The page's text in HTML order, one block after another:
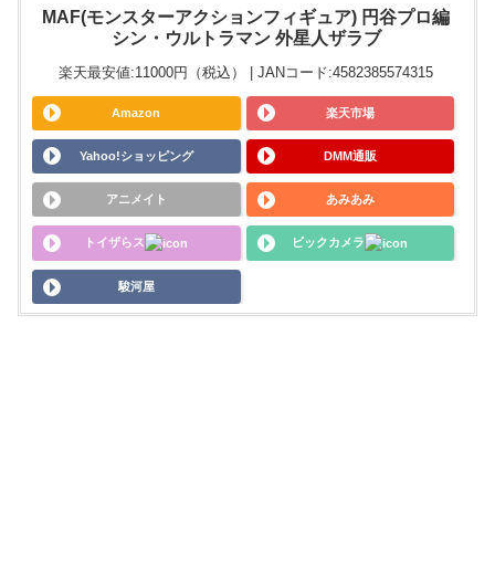
MAF(モンスターアクションフィギュア) 円谷プロ編
シン・ウルトラマン 外星人ザラブ
楽天最安値:11000円（税込） | JANコード:4582385574315
Amazon 楽天市場
Yahoo!ショッピング DMM通販
アニメイト あみあみ
トイザらス ビックカメラ
駿河屋